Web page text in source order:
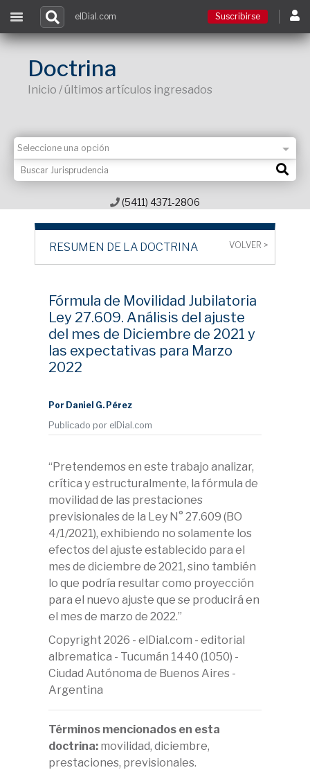
Contacto
elDial.com Suscribirse
Doctrina
Inicio / últimos artículos ingresados
(5411) 4371-2806
RESUMEN DE LA DOCTRINA VOLVER >
Fórmula de Movilidad Jubilatoria
Ley 27.609. Análisis del ajuste
del mes de Diciembre de 2021 y
las expectativas para Marzo
2022
Por Daniel G. Pérez
Publicado por elDial.com
“Pretendemos en este trabajo analizar,
crítica y estructuralmente, la fórmula de
movilidad de las prestaciones
previsionales de la Ley N° 27.609 (BO
4/1/2021), exhibiendo no solamente los
efectos del ajuste establecido para el
mes de diciembre de 2021, sino también
lo que podría resultar como proyección
para el nuevo ajuste que se producirá en
el mes de marzo de 2022.”
Copyright 2026 - elDial.com - editorial
albrematica - Tucumán 1440 (1050) -
Ciudad Autónoma de Buenos Aires -
Argentina
Términos mencionados en esta
doctrina: movilidad, diciembre,
prestaciones, previsionales.